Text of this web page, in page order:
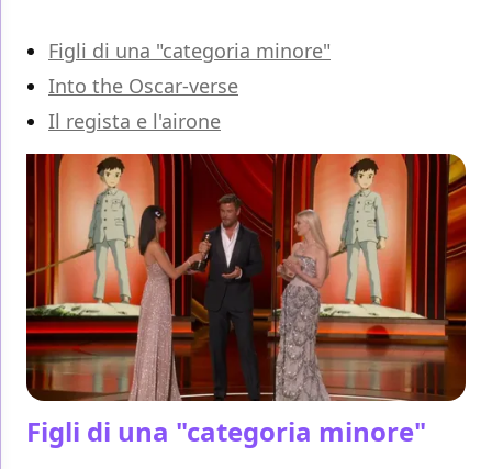
Figli di una "categoria minore"
Into the Oscar-verse
Il regista e l'airone
Figli di una "categoria minore"